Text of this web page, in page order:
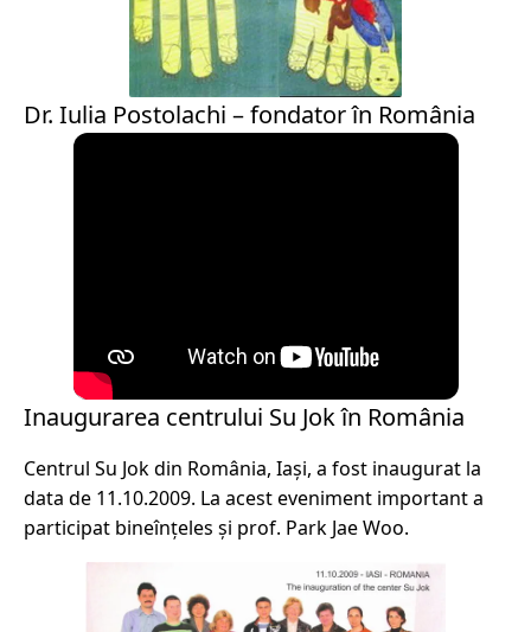
Dr. Iulia Postolachi – fondator în România
Inaugurarea centrului Su Jok în România
Centrul Su Jok din România, Iași, a fost inaugurat la
data de 11.10.2009. La acest eveniment important a
participat bineînțeles și prof. Park Jae Woo.